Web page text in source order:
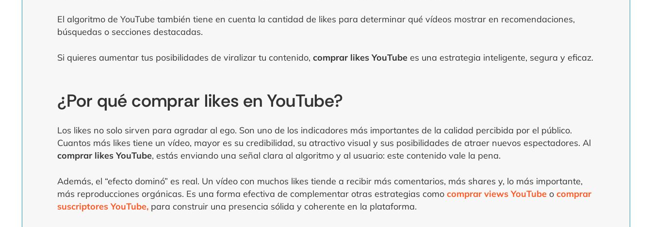
El algoritmo de YouTube también tiene en cuenta la cantidad de likes para determinar qué vídeos mostrar en recomendaciones,
búsquedas o secciones destacadas.
Si quieres aumentar tus posibilidades de viralizar tu contenido, comprar likes YouTube es una estrategia inteligente, segura y eficaz.
¿Por qué comprar likes en YouTube?
Los likes no solo sirven para agradar al ego. Son uno de los indicadores más importantes de la calidad percibida por el público.
Cuantos más likes tiene un vídeo, mayor es su credibilidad, su atractivo visual y sus posibilidades de atraer nuevos espectadores. Al
comprar likes YouTube, estás enviando una señal clara al algoritmo y al usuario: este contenido vale la pena.
Además, el “efecto dominó” es real. Un vídeo con muchos likes tiende a recibir más comentarios, más shares y, lo más importante,
más reproducciones orgánicas. Es una forma efectiva de complementar otras estrategias como comprar views YouTube o comprar
suscriptores YouTube, para construir una presencia sólida y coherente en la plataforma.